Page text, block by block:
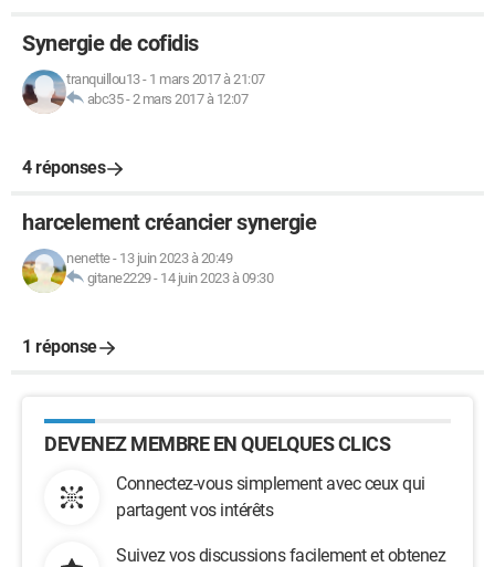
Synergie de cofidis
tranquillou13- 1 mars 2017 à 21:07
abc35-2 mars 2017 à 12:07
4 réponses
harcelement créancier synergie
nenette- 13 juin 2023 à 20:49
gitane2229- 14 juin 2023 à 09:30
1 réponse
DEVENEZ MEMBRE EN QUELQUES CLICS
Connectez-vous simplement avec ceux qui
partagent vos intérêts
Suivez vos discussions facilement et obtenez